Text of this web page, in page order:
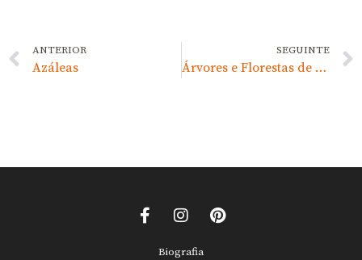
ANTERIOR
Azáleas
SEGUINTE
Árvores e Florestas de Portugal
Biografia